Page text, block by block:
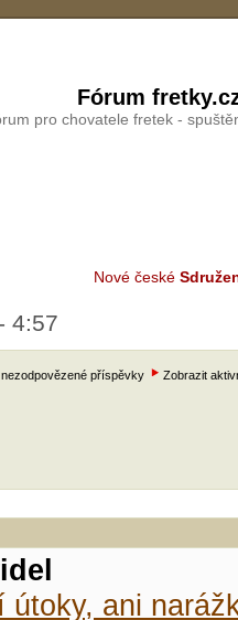
Fórum
pro chovatele fretek -
Nové české
4:57
příspěvky Zobrazit
útoky, ani